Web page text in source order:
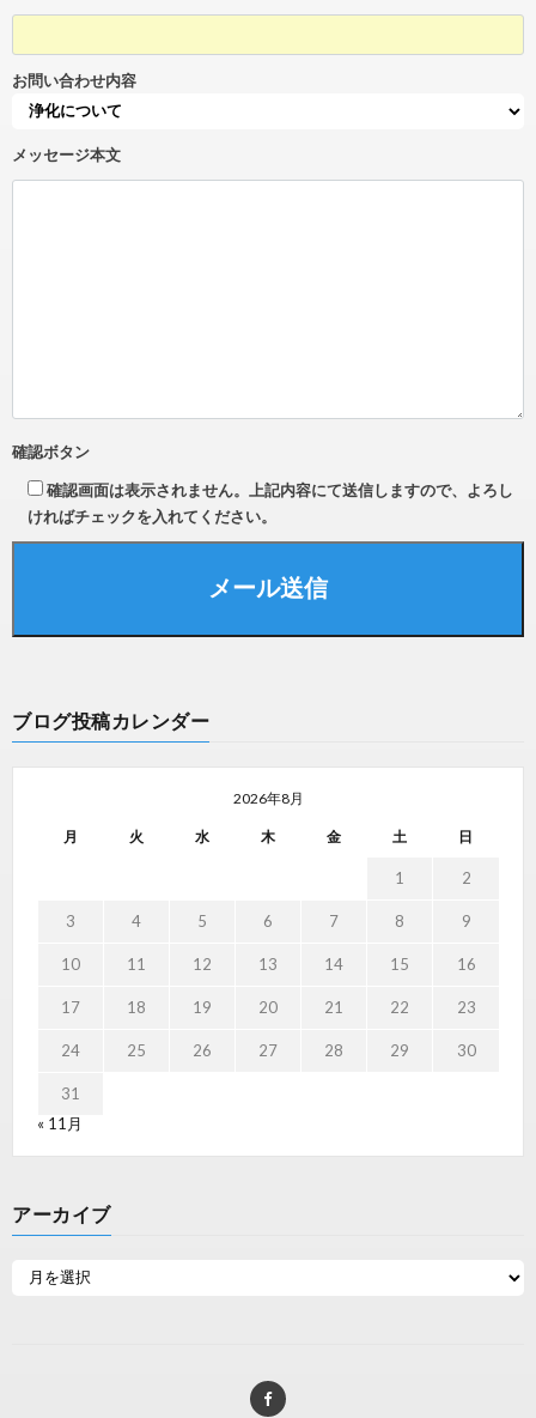
お問い合わせ内容
メッセージ本文
確認ボタン
確認画面は表示されません。上記内容にて送信しますので、よろし
ければチェックを入れてください。
ブログ投稿カレンダー
2026年8月
月 火 水 木 金 土 日
1 2
3 4 5 6 7 8 9
10 11 12 13 14 15 16
17 18 19 20 21 22 23
24 25 26 27 28 29 30
31
« 11月
アーカイブ